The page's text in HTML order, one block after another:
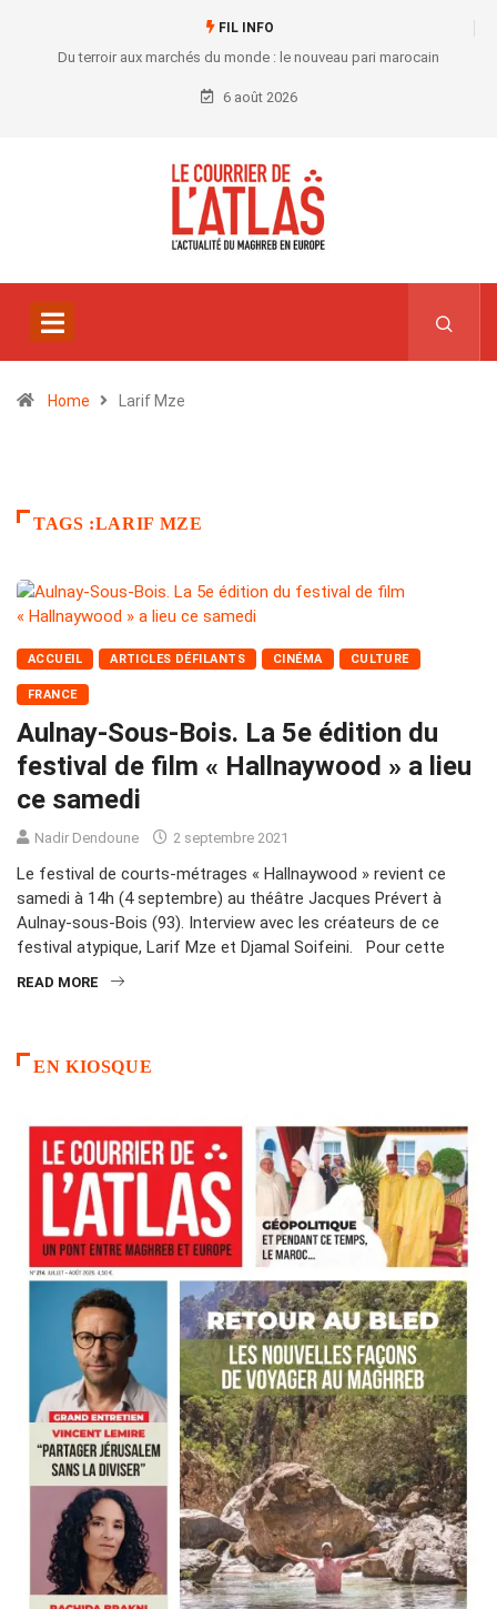
FIL INFO
Du terroir aux marchés du monde : le nouveau pari marocain
6 août 2026
Home Larif Mze
TAGS :LARIF MZE
ACCUEIL ARTICLES DÉFILANTS CINÉMA CULTURE
FRANCE
Aulnay-Sous-Bois. La 5e édition du
festival de film « Hallnaywood » a lieu
ce samedi
Nadir Dendoune 2 septembre 2021
Le festival de courts-métrages « Hallnaywood » revient ce
samedi à 14h (4 septembre) au théâtre Jacques Prévert à
Aulnay-sous-Bois (93). Interview avec les créateurs de ce
festival atypique, Larif Mze et Djamal Soifeini. Pour cette
READ MORE
EN KIOSQUE